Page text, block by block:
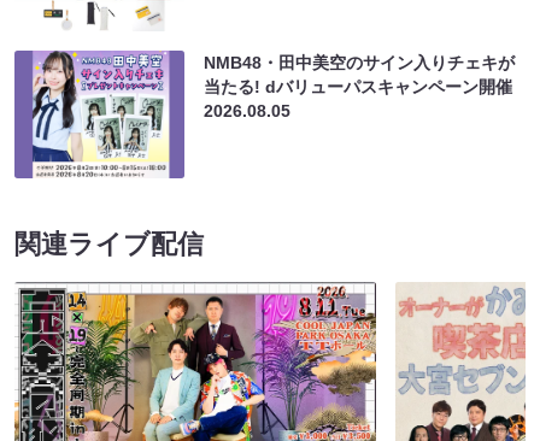
NMB48・田中美空のサイン入りチェキが
当たる! dバリューパスキャンペーン開催
2026.08.05
関連ライブ配信